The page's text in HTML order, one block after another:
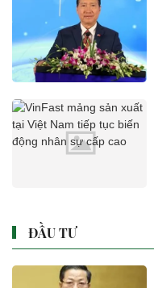
ĐẦU TƯ